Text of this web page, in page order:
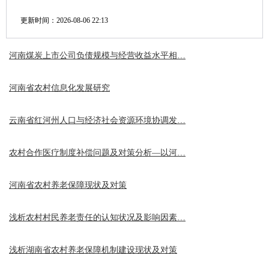
更新时间： 2026-08-06 22:13
河南煤炭上市公司负债规模与经营收益水平相…
河南省农村信息化发展研究
云南省红河州人口与经济社会资源环境协调发…
农村合作医疗制度补偿问题及对策分析—以河…
河南省农村养老保障现状及对策
浅析农村村民养老责任的认知状况及影响因素…
浅析湖南省农村养老保障机制建设现状及对策